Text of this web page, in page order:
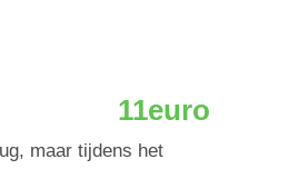
11euro
maar tijdens het